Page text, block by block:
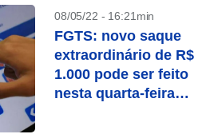
08/05/22 - 16:21min
FGTS: novo saque
extraordinário de R$
1.000 pode ser feito
nesta quarta-feira